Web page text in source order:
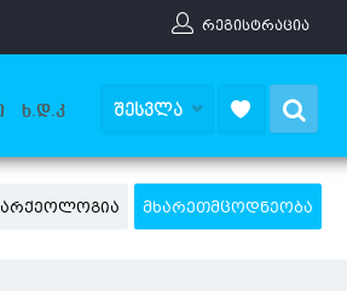
ᲠᲔᲒᲘᲡᲢᲠᲐᲪᲘᲐ
Ხ.Დ.Კ ᲨᲔᲡᲕᲚᲐ
ᲐᲠᲥᲔᲝᲚᲝᲒᲘᲐ ᲛᲮᲐᲠᲔᲗᲛᲪᲝᲓᲜᲔᲝᲑᲐ